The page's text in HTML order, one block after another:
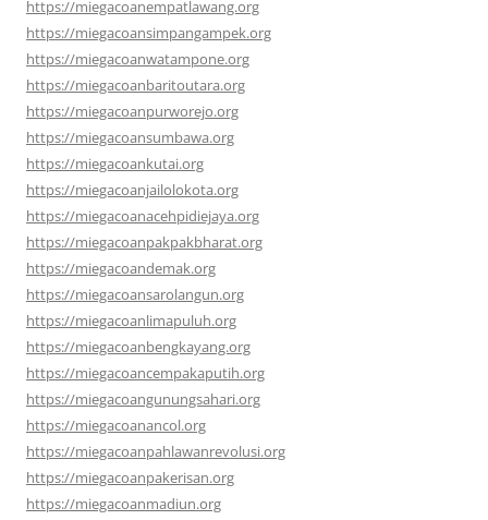
https://miegacoanempatlawang.org
https://miegacoansimpangampek.org
https://miegacoanwatampone.org
https://miegacoanbaritoutara.org
https://miegacoanpurworejo.org
https://miegacoansumbawa.org
https://miegacoankutai.org
https://miegacoanjailolokota.org
https://miegacoanacehpidiejaya.org
https://miegacoanpakpakbharat.org
https://miegacoandemak.org
https://miegacoansarolangun.org
https://miegacoanlimapuluh.org
https://miegacoanbengkayang.org
https://miegacoancempakaputih.org
https://miegacoangunungsahari.org
https://miegacoanancol.org
https://miegacoanpahlawanrevolusi.org
https://miegacoanpakerisan.org
https://miegacoanmadiun.org